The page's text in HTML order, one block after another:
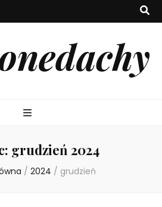
grudzień 2024
/ 2024 / grudzień